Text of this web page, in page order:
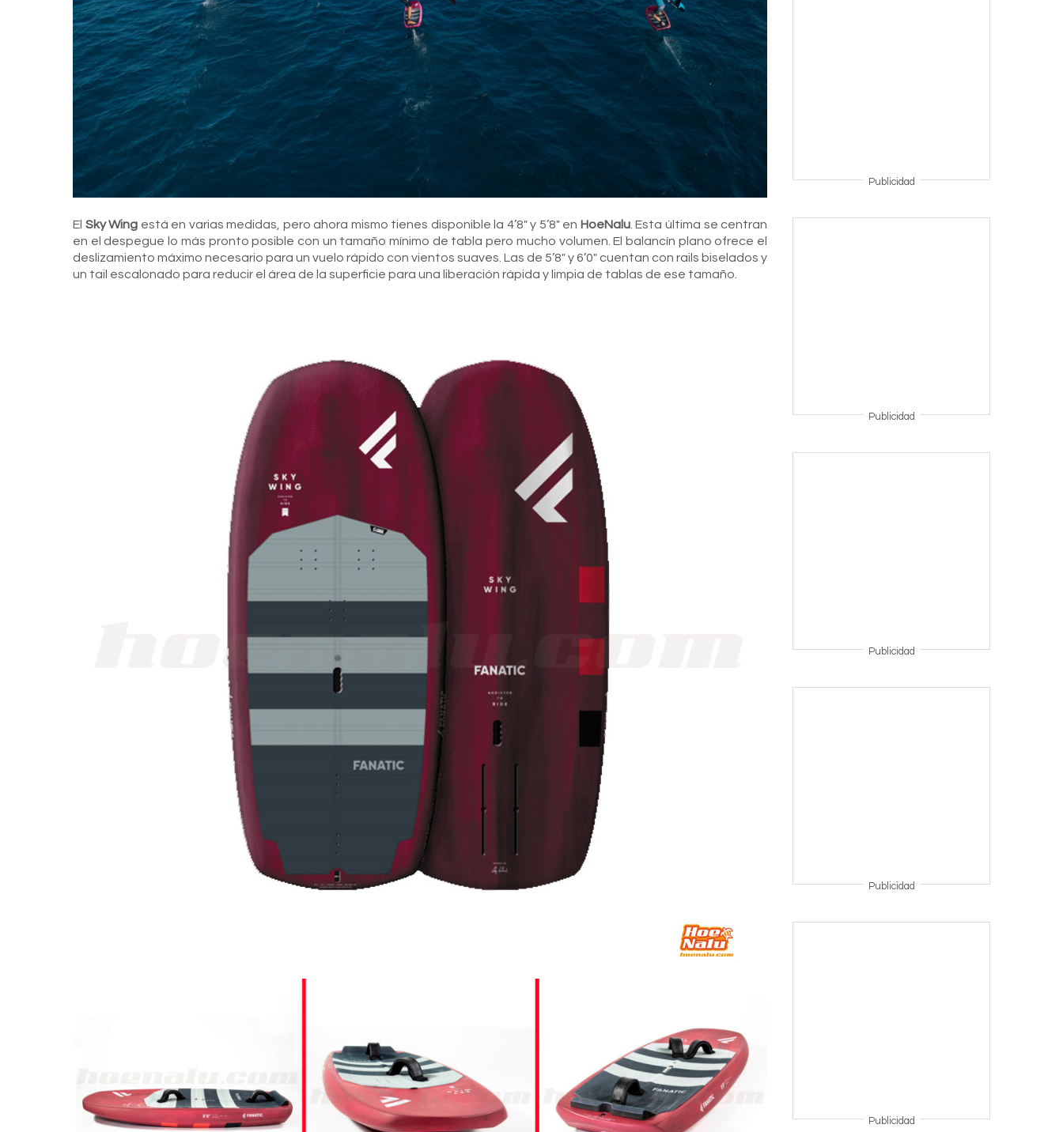
El Sky Wing está en varias medidas, pero ahora mismo tienes disponible la 4’8″ y 5’8″ en HoeNalu. Esta última se centran
en el despegue lo más pronto posible con un tamaño mínimo de tabla pero mucho volumen. El balancín plano ofrece el
deslizamiento máximo necesario para un vuelo rápido con vientos suaves. Las de 5’8″ y 6’0″ cuentan con rails biselados y
un tail escalonado para reducir el área de la superficie para una liberación rápida y limpia de tablas de ese tamaño.
Publicidad
Publicidad
Publicidad
Publicidad
Publicidad